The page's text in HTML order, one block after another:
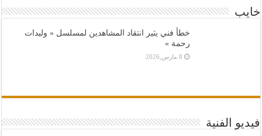
خايب
خطأ فني يثير انتقاد المشاهدين لمسلسل « وليدات
رحمة »
8 مارس,2026
فيديو الفنية